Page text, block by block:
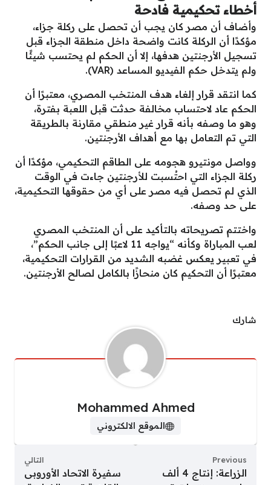
أخطاء تحكيمية فادحة
وأضاف أن مصر كان يجب أن تحصل على ركلة جزاء،
مؤكدًا أن الركلة كانت واضحة داخل منطقة الجزاء قبل
تسجيل الأرجنتين هدفها، إلا أن الحكم لم يحتسب شيئًا
ولم يتدخل حكم الفيديو المساعد (VAR).
كما انتقد قرار إلغاء هدف المنتخب المصري، معتبرًا أن
الحكم عاد لاحتساب مخالفة حدثت قبل اللعبة بفترة،
وهو ما وصفه بأنه قرار غير منطقي مقارنة بالطريقة
التي تم التعامل بها مع أهداف الأرجنتين.
وواصل مونتيرو هجومه على الطاقم التحكيمي، مؤكدًا أن
ركلة الجزاء التي احتُسبت للأرجنتين جاءت في الوقت
الذي لم تحصل فيه مصر على أي من حقوقها التحكيمية،
على حد وصفه.
واختتم تصريحاته بالتأكيد على أن المنتخب المصري
لعب المباراة وكأنه “يواجه 11 لاعبًا إلى جانب الحكم”،
في تعبير يعكس غضبه الشديد من القرارات التحكيمية،
معتبرًا أن التحكيم كان منحازًا بالكامل لصالح الأرجنتين.
شارك
Mohammed Ahmed
الموقع الالكتروني
Previous
الزراعة: إنتاج 4 ألف
التالي
سفيرة الاتحاد الأوروبى